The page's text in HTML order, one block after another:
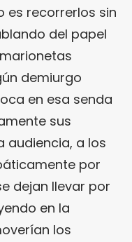
es recorrerlos sin
del papel
demiurgo
en esa senda
sus
audiencia, a los
por
dejan llevar por
en la
los